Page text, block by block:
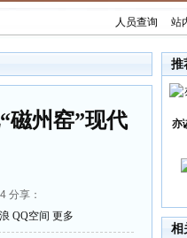
人员查询 站
磁州窑”现代
分享：
QQ空间 更多
推
亦
相